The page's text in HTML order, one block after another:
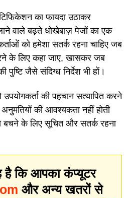
का फायदा उठाकर
वाले बढ़ते धोखेबाज़ पेजों का एक
को हमेशा सतर्क रहना चाहिए जब
के लिए कहा जाए, खासकर जब
जैसे संदिग्ध निर्देश भी हों।
की पहचान सत्यापित करने
की आवश्यकता नहीं होती
के लिए सूचित और सतर्क रहना
है कि आपका कंप्यूटर
और अन्य खतरों से